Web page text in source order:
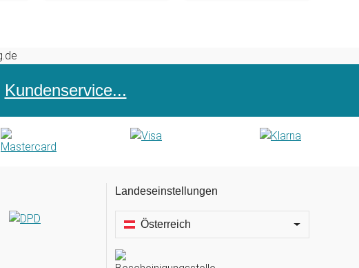
Kundenservice...
Landeseinstellungen
Österreich